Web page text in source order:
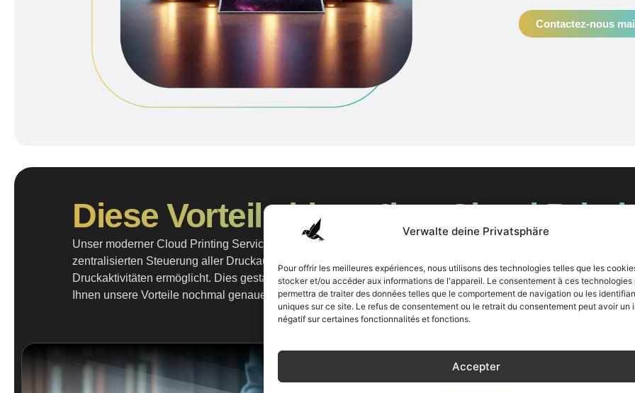
Verwalte deine Privatsphäre
Pour offrir les meilleures expériences, nous utilisons des technologies telles que les
stocker et/ou accéder aux informations de l'appareil. Le consentement à ces technologies
permettra de traiter des données telles que le comportement de navigation ou les
uniques sur ce site. Le refus de consentement ou le retrait du consentement peut avoir un
négatif sur certaines fonctionnalités et fonctions.
Accepter
Contactez-nous
Diese Vorteile bietet Ihre Cloud
Unser moderner Cloud Printing Service bietet eine Vielzahl von Vorteilen, die weit über die traditionelle
zentralisierten Steuerung aller Druckaufträge, was nicht nur die Verwaltung vereinfacht, sondern auch eine
Druckaktivitäten ermöglicht. Dies gestaltet Ihre Druckvorgänge im gesamten Unternehmen für Sie
Ihnen unsere Vorteile nochmal genauer vor: